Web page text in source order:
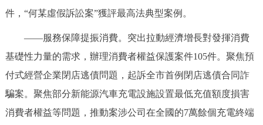
件，“何某虛假訴訟案”獲評最高法典型案例。
——服務保障提振消費。突出拉動經濟增長對發揮消費
基礎性力量的需求，辦理消費者權益保護案件105件。聚焦預
付式經營企業閉店逃債問題，起訴全市首例閉店逃債合同詐
騙案。聚焦部分新能源汽車充電設施設置最低充值額度損害
消費者權益等問題，推動案涉公司在全國的7萬餘個充電終端